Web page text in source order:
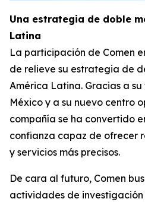
Una estrategia de doble
Latina
La participación de Comen
de relieve su estrategia de
América Latina. Gracias a
México y a su nuevo centro
compañía se ha convertido
confianza capaz de ofrecer
y servicios más precisos.
De cara al futuro, Comen
actividades de